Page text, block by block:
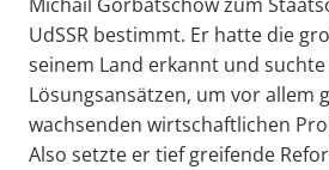
UdSSR bestimmt. Er hatte die
seinem Land erkannt und suchte
Lösungsansätzen, um vor allem
wachsenden wirtschaftlichen
Also setzte er tief greifende